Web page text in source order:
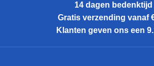
14 dagen bedenktijd
Gratis verzending vanaf
Klanten geven ons een